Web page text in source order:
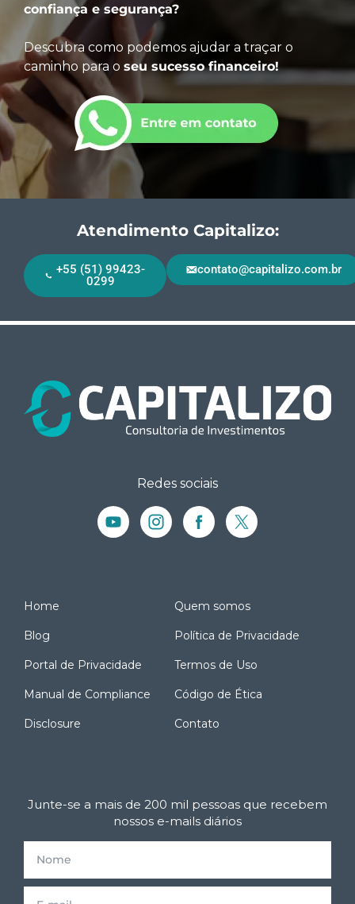
confiança e segurança?
Descubra como podemos ajudar a traçar o
caminho para o seu sucesso financeiro!
Atendimento Capitalizo:
+55 (51) 99423-
0299
contato@capitalizo.com.br
Redes sociais
Home Quem somos
Blog Política de Privacidade
Portal de Privacidade Termos de Uso
Manual de Compliance Código de Ética
Disclosure Contato
Junte-se a mais de 200 mil pessoas que recebem
nossos e-mails diários